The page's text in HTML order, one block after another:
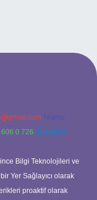
Teams:
0 726 Telegram:
Bilgi Teknolojileri ve
Yer Sağlayıcı olarak
proaktif olarak